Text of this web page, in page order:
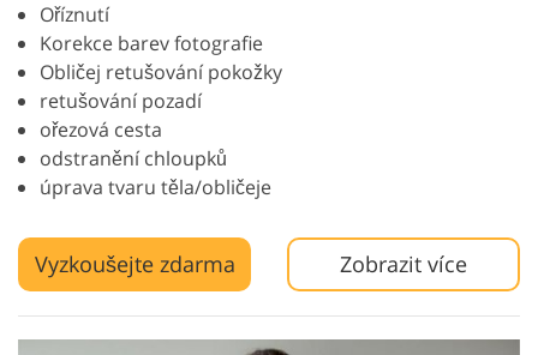
Oříznutí
Korekce barev fotografie
Obličej retušování pokožky
retušování pozadí
ořezová cesta
odstranění chloupků
úprava tvaru těla/obličeje
Vyzkoušejte zdarma Zobrazit více